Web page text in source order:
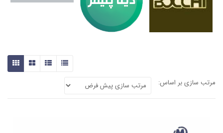
مرتب سازی بر اساس: